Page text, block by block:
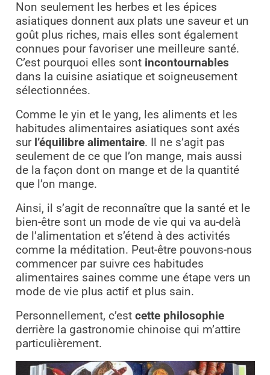
Non seulement les herbes et les épices
asiatiques donnent aux plats une saveur et un
goût plus riches, mais elles sont également
connues pour favoriser une meilleure santé.
C’est pourquoi elles sont incontournables
dans la cuisine asiatique et soigneusement
sélectionnées.
Comme le yin et le yang, les aliments et les
habitudes alimentaires asiatiques sont axés
sur l’équilibre alimentaire. Il ne s’agit pas
seulement de ce que l’on mange, mais aussi
de la façon dont on mange et de la quantité
que l’on mange.
Ainsi, il s’agit de reconnaître que la santé et le
bien-être sont un mode de vie qui va au-delà
de l’alimentation et s’étend à des activités
comme la méditation. Peut-être pouvons-nous
commencer par suivre ces habitudes
alimentaires saines comme une étape vers un
mode de vie plus actif et plus sain.
Personnellement, c’est cette philosophie
derrière la gastronomie chinoise qui m’attire
particulièrement.